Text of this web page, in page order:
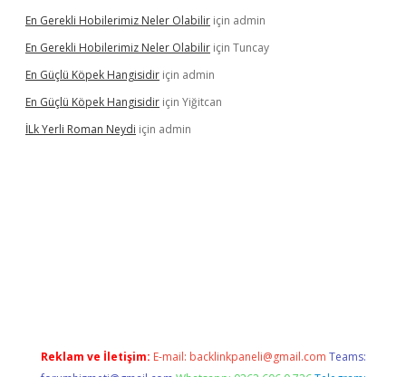
En Gerekli Hobilerimiz Neler Olabilir için admin
En Gerekli Hobilerimiz Neler Olabilir için Tuncay
En Güçlü Köpek Hangisidir için admin
En Güçlü Köpek Hangisidir için Yiğitcan
İLk Yerli Roman Neydi için admin
Reklam ve İletişim: E-mail: backlinkpaneli@gmail.com Teams: